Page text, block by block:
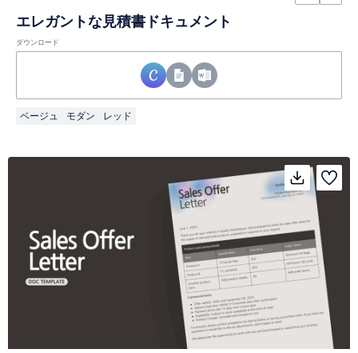
エレガントな見積書ドキュメント
ダウンロード
ベージュ モダン レッド